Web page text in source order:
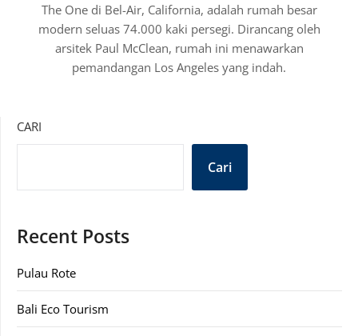
The One di Bel-Air, California, adalah rumah besar
modern seluas 74.000 kaki persegi. Dirancang oleh
arsitek Paul McClean, rumah ini menawarkan
pemandangan Los Angeles yang indah.
CARI
Cari
Recent Posts
Pulau Rote
Bali Eco Tourism